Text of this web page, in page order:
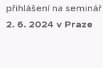
přihlášení na seminář
2. 6. 2024 v Praze